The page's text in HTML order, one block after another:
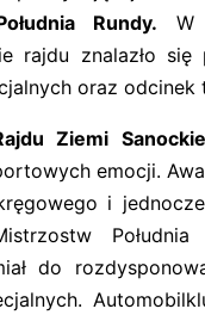
Rundy. W
rajdu znalazło
oraz odcinek
Ziemi
emocji.
i
do